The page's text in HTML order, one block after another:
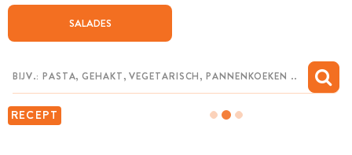
SALADES
RECEPT
CHAT MET MAIA
MIJN BEWAARDE RECEPTEN